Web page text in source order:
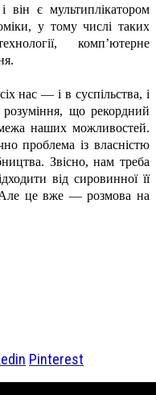
є мультиплікатором
у тому числі таких
комп’ютерне
нас — і в суспільства, і
розуміння, що рекордний
наших можливостей.
проблема із власністю
Звісно, нам треба
від сировинної її
Але це вже — розмова на
Pinterest